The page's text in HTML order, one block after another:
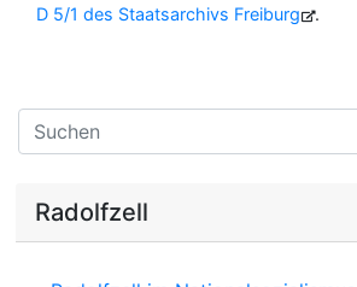
D 5/1 des Staatsarchivs Freiburg
.
Find
Radolfzell